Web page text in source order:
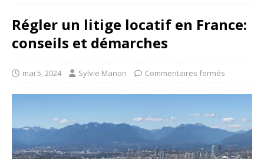
Régler un litige locatif en France:
conseils et démarches
mai 5, 2024 Sylvie Manon Commentaires fermés